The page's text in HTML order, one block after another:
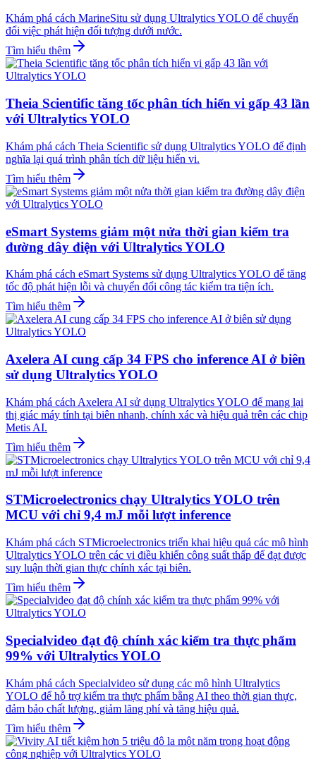
Khám phá cách MarineSitu sử dụng Ultralytics YOLO để chuyển
đổi việc phát hiện đối tượng dưới nước.
Tìm hiểu thêm
Theia Scientific tăng tốc phân tích hiển vi gấp 43 lần
với Ultralytics YOLO
Khám phá cách Theia Scientific sử dụng Ultralytics YOLO để định
nghĩa lại quá trình phân tích dữ liệu hiển vi.
Tìm hiểu thêm
eSmart Systems giảm một nửa thời gian kiểm tra
đường dây điện với Ultralytics YOLO
Khám phá cách eSmart Systems sử dụng Ultralytics YOLO để tăng
tốc độ phát hiện lỗi và chuyển đổi công tác kiểm tra tiện ích.
Tìm hiểu thêm
Axelera AI cung cấp 34 FPS cho inference AI ở biên
sử dụng Ultralytics YOLO
Khám phá cách Axelera AI sử dụng Ultralytics YOLO để mang lại
thị giác máy tính tại biên nhanh, chính xác và hiệu quả trên các chip
Metis AI.
Tìm hiểu thêm
STMicroelectronics chạy Ultralytics YOLO trên
MCU với chỉ 9,4 mJ mỗi lượt inference
Khám phá cách STMicroelectronics triển khai hiệu quả các mô hình
Ultralytics YOLO trên các vi điều khiển công suất thấp để đạt được
suy luận thời gian thực chính xác tại biên.
Tìm hiểu thêm
Specialvideo đạt độ chính xác kiểm tra thực phẩm
99% với Ultralytics YOLO
Khám phá cách Specialvideo sử dụng các mô hình Ultralytics
YOLO để hỗ trợ kiểm tra thực phẩm bằng AI theo thời gian thực,
đảm bảo chất lượng, giảm lãng phí và tăng hiệu quả.
Tìm hiểu thêm